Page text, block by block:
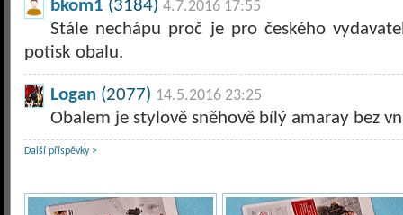
bkom1 (3184) 4.7.2016 17:55
Stále nechápu proč je pro českého
potisk obalu.
Logan (2077) 14.5.2016 23:25
Obalem je stylově sněhově bílý amaray bez
Další příspěvky >